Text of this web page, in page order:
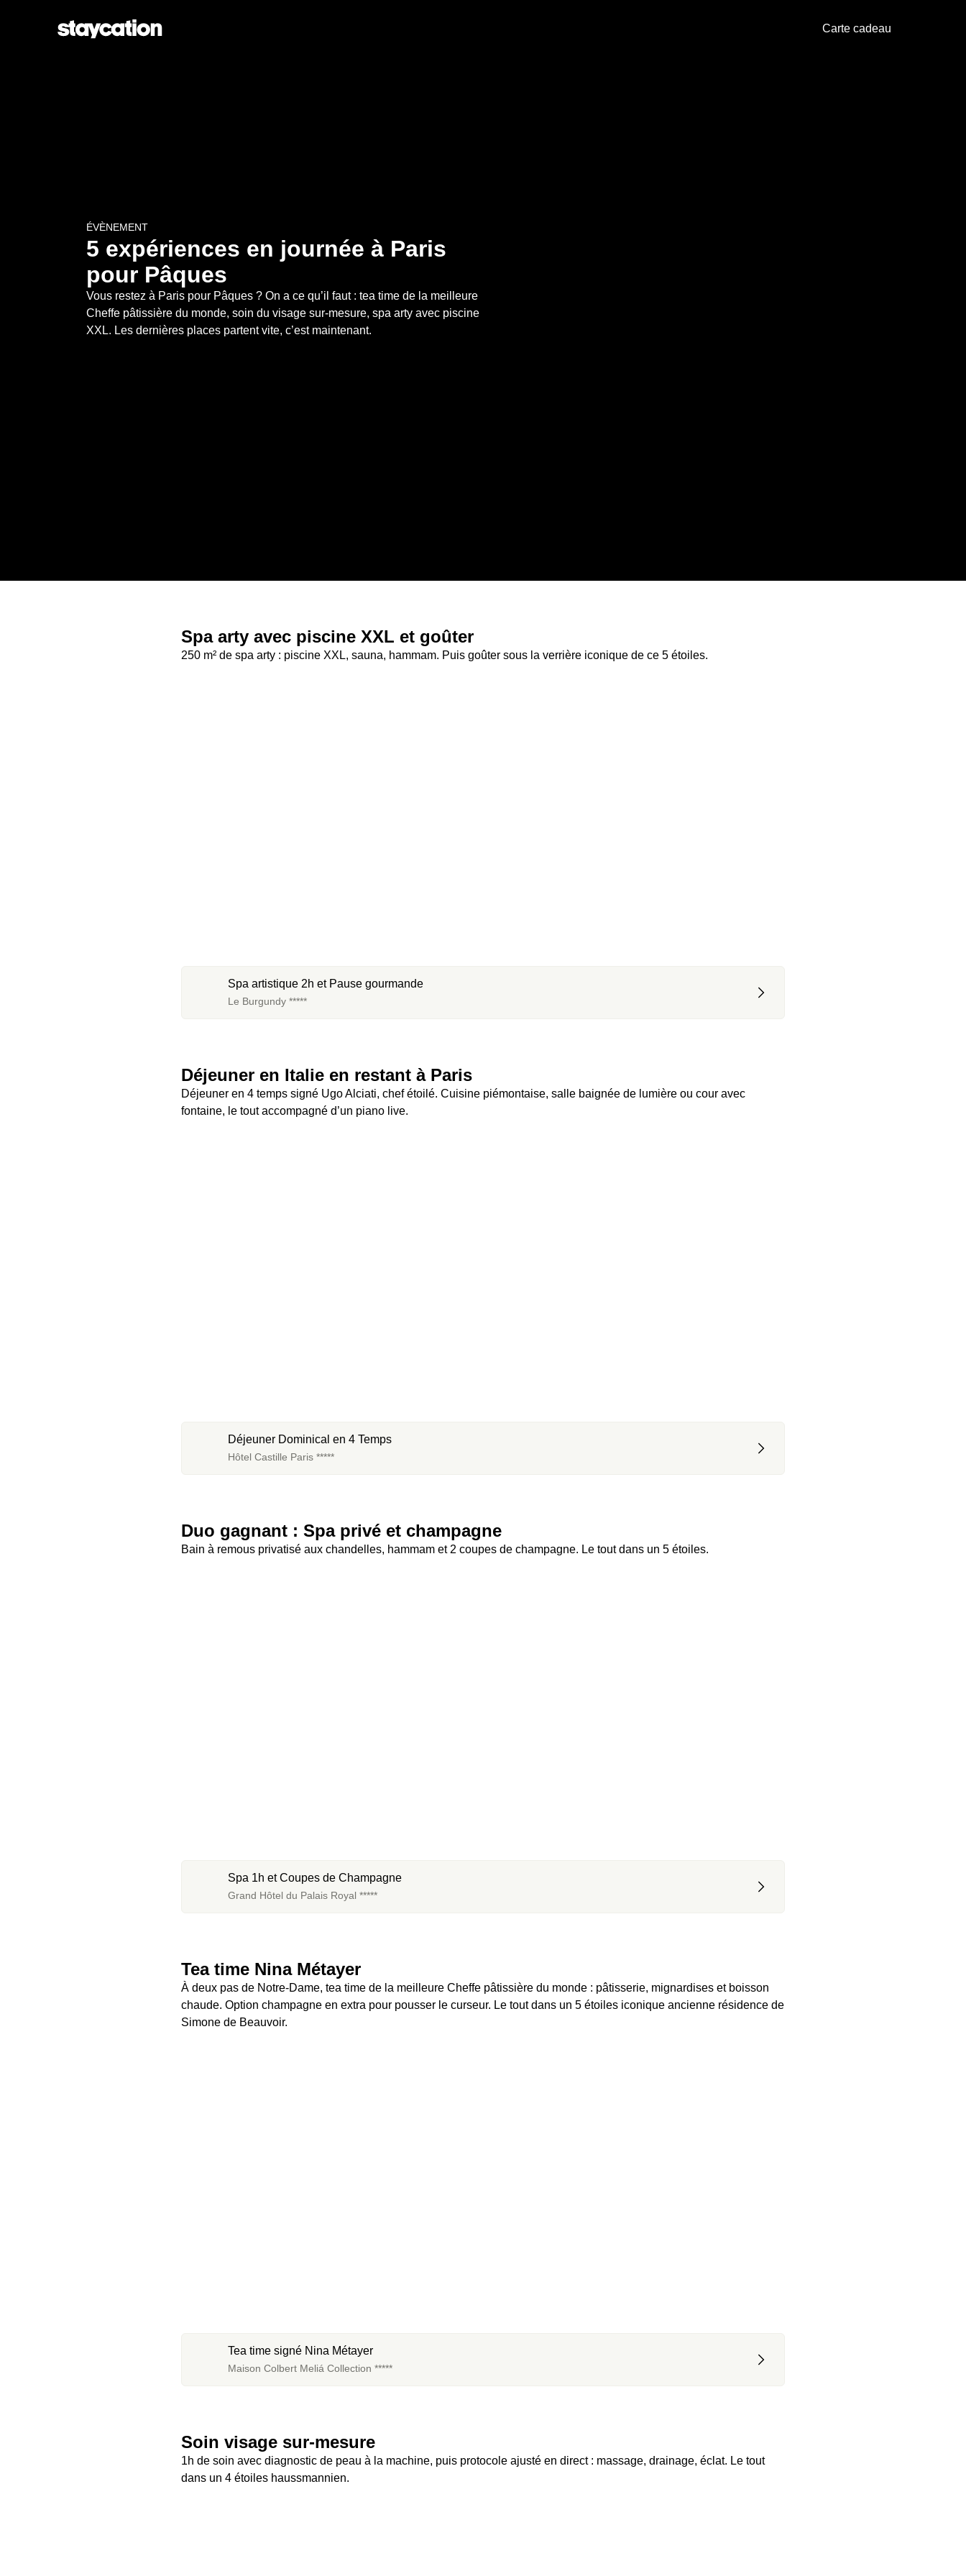
Carte cadeau
ÉVÈNEMENT
5 expériences en journée à Paris
pour Pâques
Vous restez à Paris pour Pâques ? On a ce qu’il faut : tea time de la meilleure
Cheffe pâtissière du monde, soin du visage sur-mesure, spa arty avec piscine
XXL. Les dernières places partent vite, c’est maintenant.
Spa arty avec piscine XXL et goûter
250 m² de spa arty : piscine XXL, sauna, hammam. Puis goûter sous la verrière iconique de ce 5 étoiles.
Spa artistique 2h et Pause gourmande
Le Burgundy *****
Déjeuner en Italie en restant à Paris
Déjeuner en 4 temps signé Ugo Alciati, chef étoilé. Cuisine piémontaise, salle baignée de lumière ou cour avec
fontaine, le tout accompagné d’un piano live.
Déjeuner Dominical en 4 Temps
Hôtel Castille Paris *****
Duo gagnant : Spa privé et champagne
Bain à remous privatisé aux chandelles, hammam et 2 coupes de champagne. Le tout dans un 5 étoiles.
Grand Hôtel du Palais Royal *****
Tea time Nina Métayer
À deux pas de Notre-Dame, tea time de la meilleure Cheffe pâtissière du monde : pâtisserie, mignardises et boisson
chaude. Option champagne en extra pour pousser le curseur. Le tout dans un 5 étoiles iconique ancienne résidence de
Simone de Beauvoir.
Tea time signé Nina Métayer
Maison Colbert Meliá Collection *****
Soin visage sur-mesure
1h de soin avec diagnostic de peau à la machine, puis protocole ajusté en direct : massage, drainage, éclat. Le tout
dans un 4 étoiles haussmannien.